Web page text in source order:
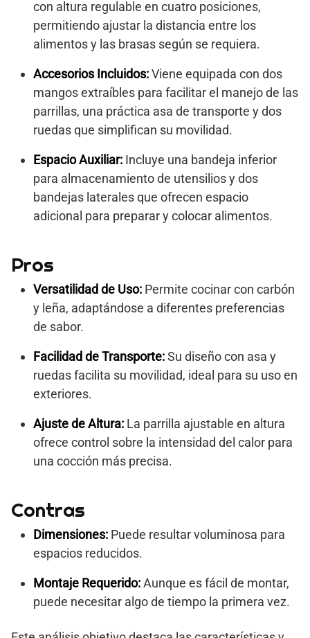
con altura regulable en cuatro posiciones,
permitiendo ajustar la distancia entre los
alimentos y las brasas según se requiera.
Accesorios Incluidos:Viene equipada con dos
mangos extraíbles para facilitar el manejo de las
parrillas, una práctica asa de transporte y dos
ruedas que simplifican su movilidad.
Espacio Auxiliar: Incluye una bandeja inferior
para almacenamiento de utensilios y dos
bandejas laterales que ofrecen espacio
adicional para preparar y colocar alimentos.
Pros
Versatilidad de Uso: Permite cocinar con carbón
y leña, adaptándose a diferentes preferencias
de sabor.
Facilidad de Transporte:Su diseño con asa y
ruedas facilita su movilidad, ideal para su uso en
exteriores.
Ajuste de Altura: La parrilla ajustable en altura
ofrece control sobre la intensidad del calor para
una cocción más precisa.
Contras
Dimensiones: Puede resultar voluminosa para
espacios reducidos.
Montaje Requerido:Aunque es fácil de montar,
puede necesitar algo de tiempo la primera vez.